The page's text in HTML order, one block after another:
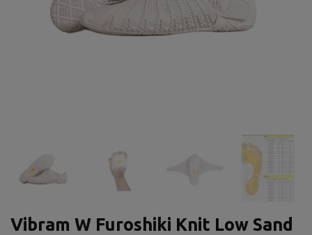
Vibram W Furoshiki Knit Low Sand